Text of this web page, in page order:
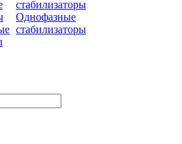
стабилизаторы
Однофазные
стабилизаторы